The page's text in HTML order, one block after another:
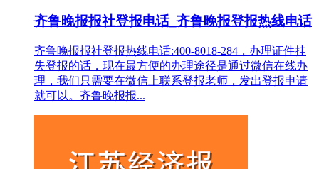
齐鲁晚报报社登报电话_齐鲁晚报登报热线电话
齐鲁晚报报社登报热线电话:400-8018-284，办理证件挂
失登报的话，现在最方便的办理途径是通过微信在线办
理，我们只需要在微信上联系登报老师，发出登报申请
就可以。齐鲁晚报报...